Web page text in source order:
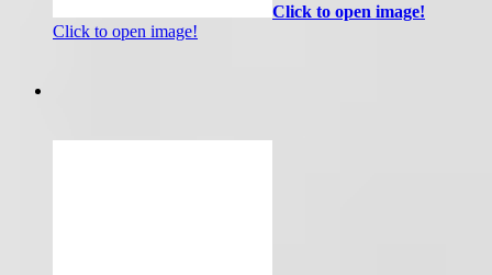
Click to open image!
Click to open image!